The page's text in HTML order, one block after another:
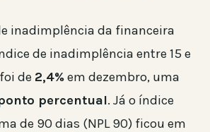
inadimplência da financeira
de inadimplência entre 15 e
de 2,4%em dezembro, uma
percentual. Já o índice
de 90 dias (NPL 90) ficou em